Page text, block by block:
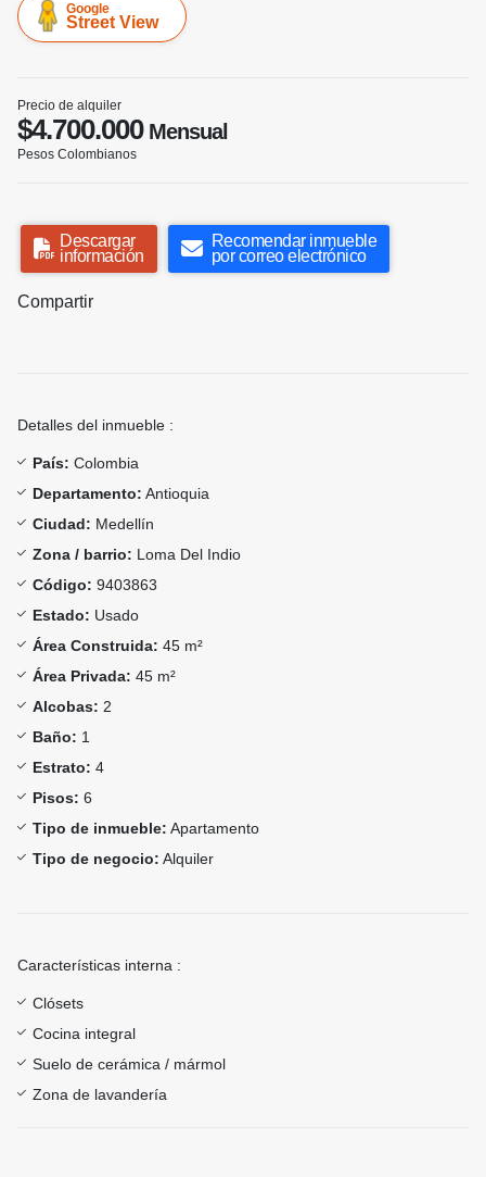
Google
Street View
Precio de alquiler
$4.700.000Mensual
Pesos Colombianos
Descargar
información
Recomendar inmueble
por correo electrónico
Compartir
Detalles del inmueble :
País: Colombia
Departamento: Antioquia
Ciudad: Medellín
Zona / barrio: Loma Del Indio
Código: 9403863
Estado: Usado
Área Construida: 45 m²
Área Privada: 45 m²
Alcobas: 2
Baño: 1
Estrato: 4
Pisos: 6
Tipo de inmueble: Apartamento
Tipo de negocio: Alquiler
Características interna :
Clósets
Cocina integral
Suelo de cerámica / mármol
Zona de lavandería